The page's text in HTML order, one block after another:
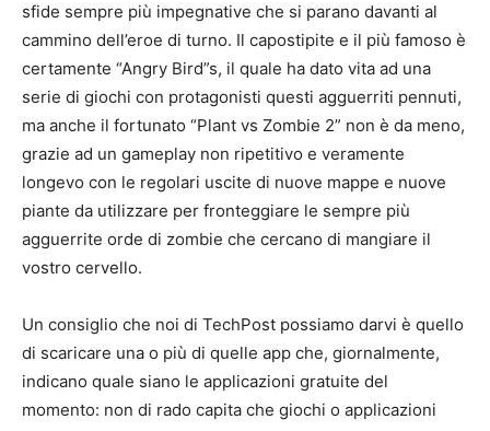
sfide sempre più impegnative che si parano davanti al
cammino dell’eroe di turno. Il capostipite e il più famoso è
certamente “Angry Bird”s, il quale ha dato vita ad una
serie di giochi con protagonisti questi agguerriti pennuti,
ma anche il fortunato “Plant vs Zombie 2” non è da meno,
grazie ad un gameplay non ripetitivo e veramente
longevo con le regolari uscite di nuove mappe e nuove
piante da utilizzare per fronteggiare le sempre più
agguerrite orde di zombie che cercano di mangiare il
vostro cervello.
Un consiglio che noi di TechPost possiamo darvi è quello
di scaricare una o più di quelle app che, giornalmente,
indicano quale siano le applicazioni gratuite del
momento: non di rado capita che giochi o applicazioni